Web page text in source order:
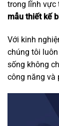
trong lĩnh vực
mẫu thiết kế
Với kinh
chúng tôi
sống không
công năng và